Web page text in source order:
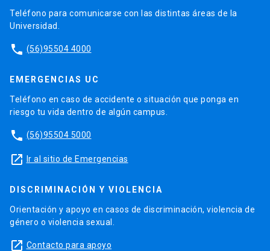
Teléfono para comunicarse con las distintas áreas de la
Universidad.
phone (56)95504 4000
EMERGENCIAS UC
Teléfono en caso de accidente o situación que ponga en
riesgo tu vida dentro de algún campus.
phone (56)95504 5000
launch Ir al sitio de Emergencias
DISCRIMINACIÓN Y VIOLENCIA
Orientación y apoyo en casos de discriminación, violencia de
género o violencia sexual.
launch Contacto para apoyo